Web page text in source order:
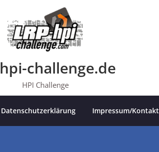
challenge.de
HPI Challenge
Datenschutzerklärung Impressum/Kontakt